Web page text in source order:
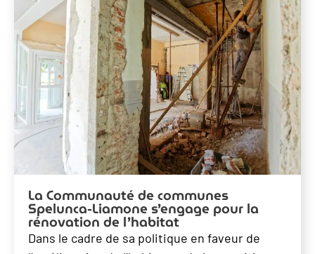
La Communauté de communes
Spelunca-Liamone s’engage pour la
rénovation de l’habitat
Dans le cadre de sa politique en faveur de